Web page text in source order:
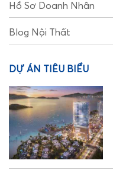
Hồ Sơ Doanh Nhân
Blog Nội Thất
DỰ ÁN TIÊU BIỂU